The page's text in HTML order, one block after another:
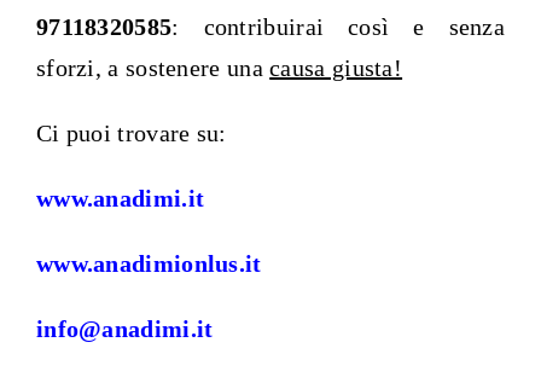
97118320585: contribuirai così e senza
sforzi, a sostenere unacausa giusta!
Ci puoi trovare su:
www.anadimi.it
www.anadimionlus.it
info@anadimi.it